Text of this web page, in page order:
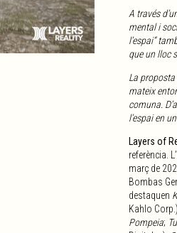
A través
mental i
l’espai”
que un lloc
La
mateix
comuna.
l’espai en
Layers of
referència.
març de
Bombas
destaquen
Kahlo
Pompeia;